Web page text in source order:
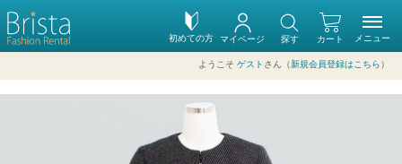
初めての方 カート
マイページ 探す
ようこそ ゲスト さん（新規会員登録はこちら ）
メニュー